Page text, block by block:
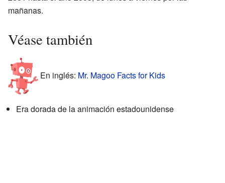
mañanas.
Véase también
En inglés: Mr. Magoo Facts for Kids
Era dorada de la animación estadounidense